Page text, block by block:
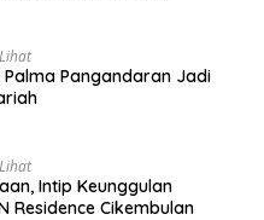
Pangandaran Jadi
Intip Keunggulan
Residence Cikembulan